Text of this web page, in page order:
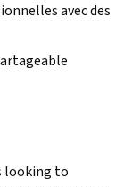
avec des
looking to